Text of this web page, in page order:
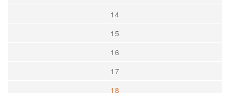
14
15
16
17
18